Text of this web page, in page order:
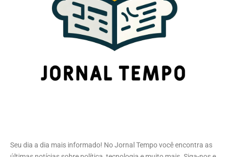
Seu dia a dia mais informado! No Jornal Tempo você encontra as